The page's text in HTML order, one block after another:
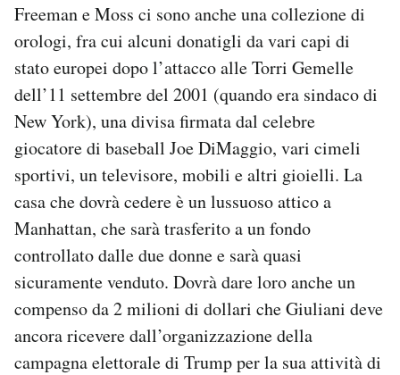
Freeman e Moss ci sono anche una collezione di
orologi, fra cui alcuni donatigli da vari capi di
stato europei dopo l’attacco alle Torri Gemelle
dell’11 settembre del 2001 (quando era sindaco di
New York), una divisa firmata dal celebre
giocatore di baseball Joe DiMaggio, vari cimeli
sportivi, un televisore, mobili e altri gioielli. La
casa che dovrà cedere è un lussuoso attico a
Manhattan, che sarà trasferito a un fondo
controllato dalle due donne e sarà quasi
sicuramente venduto. Dovrà dare loro anche un
compenso da 2 milioni di dollari che Giuliani deve
ancora ricevere dall’organizzazione della
campagna elettorale di Trump per la sua attività di